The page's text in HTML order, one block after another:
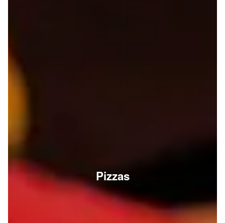
Pizzas